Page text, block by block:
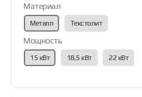
Материал
Металл Текстолит
Мощность
15 кВт 18,5 кВт 22 кВт